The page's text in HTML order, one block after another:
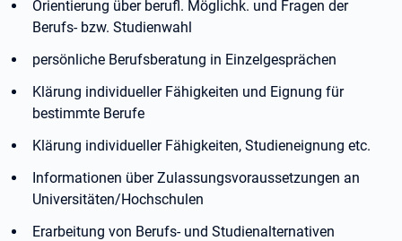
Orientierung über berufl. Möglichk. und Fragen der
Berufs- bzw. Studienwahl
persönliche Berufsberatung in Einzelgesprächen
Klärung individueller Fähigkeiten und Eignung für
bestimmte Berufe
Klärung individueller Fähigkeiten, Studieneignung etc.
Informationen über Zulassungsvoraussetzungen an
Universitäten/Hochschulen
Erarbeitung von Berufs- und Studienalternativen